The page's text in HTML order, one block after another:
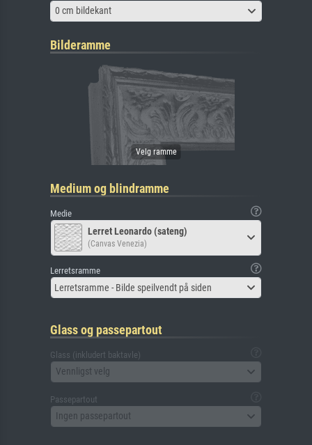
0 cm bildekant
Bilderamme
Medium og blindramme
Medie
Lerret Leonardo (sateng)
(Canvas Venezia)
Lerretsramme
Lerretsramme - Bilde speilvendt på siden
Glass og passepartout
Glass (inkludert baktavle)
Vennligst velg
Passepartout
Ingen passepartout